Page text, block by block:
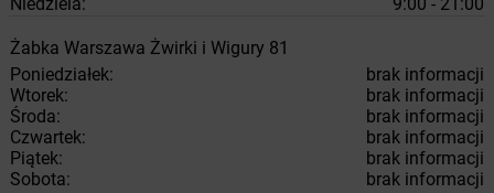
Żabka Warszawa Żwirki i Wigury 81
Poniedziałek:
brak informacji
Wtorek:
brak informacji
Środa:
brak informacji
Czwartek:
brak informacji
Piątek:
brak informacji
Sobota:
brak informacji